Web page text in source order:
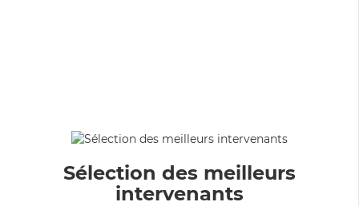
Sélection des meilleurs
intervenants